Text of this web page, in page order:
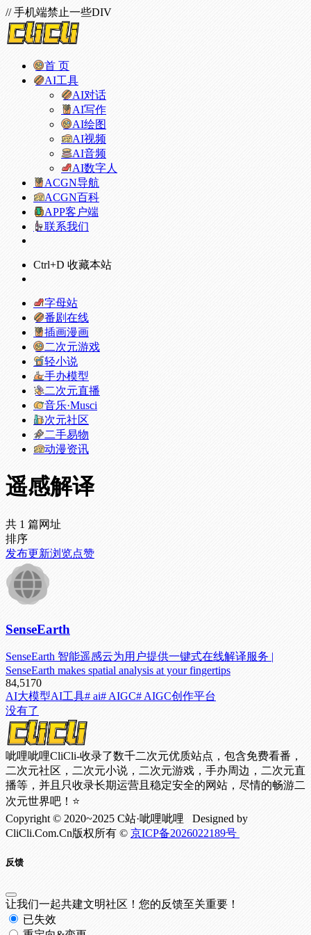
// 手机端禁止一些DIV
首 页
AI工具
AI对话
AI写作
AI绘图
AI视频
AI音频
AI数字人
ACGN导航
ACGN百科
APP客户端
联系我们
Ctrl+D 收藏本站
字母站
番剧在线
插画漫画
二次元游戏
轻小说
手办模型
二次元直播
音乐·Musci
次元社区
二手易物
动漫资讯
遥感解译
共 1 篇网址
排序
发布更新浏览点赞
SenseEarth
SenseEarth 智能遥感云为用户提供一键式在线解译服务 |
SenseEarth makes spatial analysis at your fingertips
84,5170
AI大模型AI工具# ai# AIGC# AIGC创作平台
没有了
呲哩呲哩CliCli-收录了数千二次元优质站点，包含免费看番，
二次元社区，二次元小说，二次元游戏，手办周边，二次元直
播等，并且只收录长期运营且稳定安全的网站，尽情的畅游二
次元世界吧！⭐
Copyright © 2020~2025 C站·呲哩呲哩 Designed by
CliCli.Com.Cn版权所有 © 京ICP备2026022189号
反馈
让我们一起共建文明社区！您的反馈至关重要！
已失效